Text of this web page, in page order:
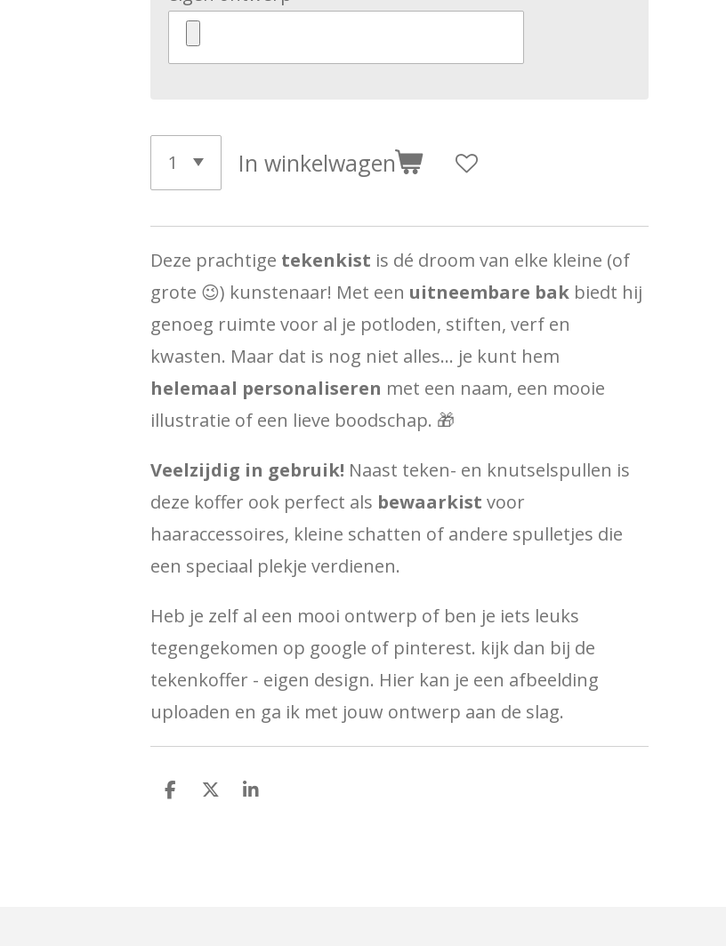
In winkelwagen
Deze prachtige tekenkist is dé droom van elke kleine (of
grote 😉) kunstenaar! Met een uitneembare bak biedt hij
genoeg ruimte voor al je potloden, stiften, verf en
kwasten. Maar dat is nog niet alles… je kunt hem
helemaal personaliseren met een naam, een mooie
illustratie of een lieve boodschap. 🎁
Veelzijdig in gebruik! Naast teken- en knutselspullen is
deze koffer ook perfect als bewaarkist voor
haaraccessoires, kleine schatten of andere spulletjes die
een speciaal plekje verdienen.
Heb je zelf al een mooi ontwerp of ben je iets leuks
tegengekomen op google of pinterest. kijk dan bij de
tekenkoffer - eigen design. Hier kan je een afbeelding
uploaden en ga ik met jouw ontwerp aan de slag.
D
D
S